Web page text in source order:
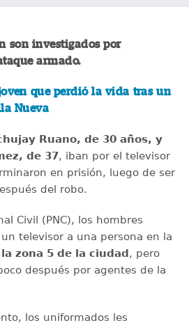
son investigados por
armado.
que perdió la vida tras un
Nueva
Ruano, de 30 años, y
de 37, iban por el televisor
en prisión, luego de ser
del robo.
Civil (PNC), los hombres
televisor a una persona en la
zona 5 de la ciudad, pero
después por agentes de la
los uniformados les